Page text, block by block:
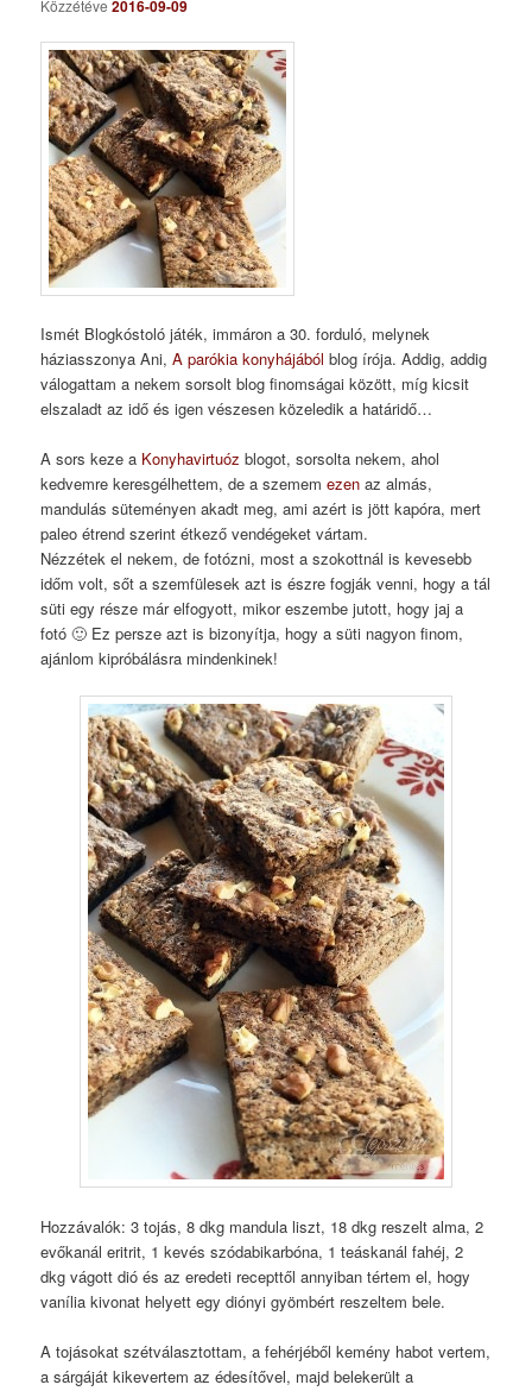
Közzétéve2016-09-09
Ismét Blogkóstoló játék, immáron a 30. forduló, melynek
háziasszonya Ani, A parókia konyhájából blog írója. Addig, addig
válogattam a nekem sorsolt blog finomságai között, míg kicsit
elszaladt az idő és igen vészesen közeledik a határidő…
A sors keze a Konyhavirtuóz blogot, sorsolta nekem, ahol
kedvemre keresgélhettem, de a szememezen az almás,
mandulás süteményen akadt meg, ami azért is jött kapóra, mert
paleo étrend szerint étkező vendégeket vártam.
Nézzétek el nekem, de fotózni, most a szokottnál is kevesebb
időm volt, sőt a szemfülesek azt is észre fogják venni, hogy a tál
süti egy része már elfogyott, mikor eszembe jutott, hogy jaj a
fotó 🙂 Ez persze azt is bizonyítja, hogy a süti nagyon finom,
ajánlom kipróbálásra mindenkinek!
Hozzávalók: 3 tojás, 8 dkg mandula liszt, 18 dkg reszelt alma, 2
evőkanál eritrit, 1 kevés szódabikarbóna, 1 teáskanál fahéj, 2
dkg vágott dió és az eredeti recepttől annyiban tértem el, hogy
vanília kivonat helyett egy diónyi gyömbért reszeltem bele.
A tojásokat szétválasztottam, a fehérjéből kemény habot vertem,
a sárgáját kikevertem az édesítővel, majd belekerült a